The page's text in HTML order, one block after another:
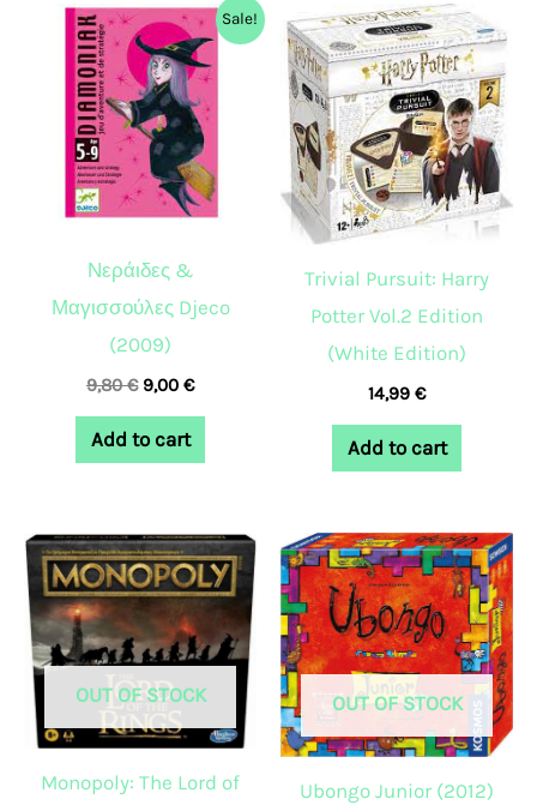
Sale!
Νεράιδες &
Μαγισσούλες Djeco
(2009)
9,80€
Original
price
was:
9,80 €.
9,00 €
Current
price
is:
9,00 €.
Add to cart
Trivial Pursuit: Harry
Potter Vol.2 Edition
(White Edition)
14,99 €
Add to cart
OUT OF STOCK
Monopoly: The Lord of
OUT OF STOCK
Ubongo Junior (2012)